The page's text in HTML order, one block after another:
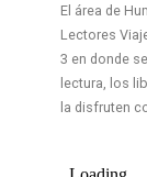
El área de
Lectores
3 en donde
lectura, los
la disfruten